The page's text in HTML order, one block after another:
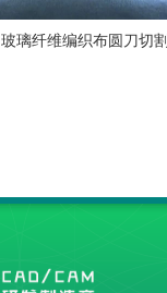
玻璃纤维编织布圆刀切割